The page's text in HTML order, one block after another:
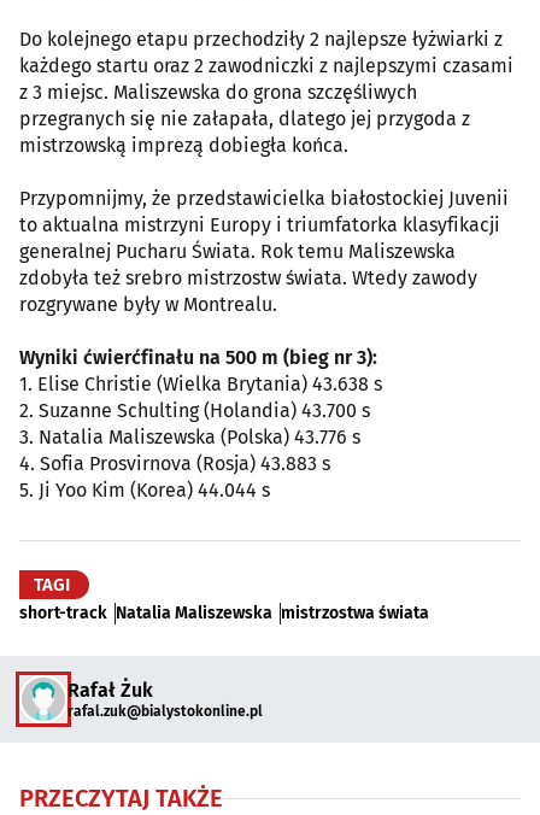
Do kolejnego etapu przechodziły 2 najlepsze łyżwiarki z
każdego startu oraz 2 zawodniczki z najlepszymi czasami
z 3 miejsc. Maliszewska do grona szczęśliwych
przegranych się nie załapała, dlatego jej przygoda z
mistrzowską imprezą dobiegła końca.
Przypomnijmy, że przedstawicielka białostockiej Juvenii
to aktualna mistrzyni Europy i triumfatorka klasyfikacji
generalnej Pucharu Świata. Rok temu Maliszewska
zdobyła też srebro mistrzostw świata. Wtedy zawody
rozgrywane były w Montrealu.
Wyniki ćwierćfinału na 500 m (bieg nr 3):
1. Elise Christie (Wielka Brytania) 43.638 s
2. Suzanne Schulting (Holandia) 43.700 s
3. Natalia Maliszewska (Polska) 43.776 s
4. Sofia Prosvirnova (Rosja) 43.883 s
5. Ji Yoo Kim (Korea) 44.044 s
TAGI
short-track Natalia Maliszewska mistrzostwa świata
Rafał Żuk
rafal.zuk@bialystokonline.pl
PRZECZYTAJ TAKŻE